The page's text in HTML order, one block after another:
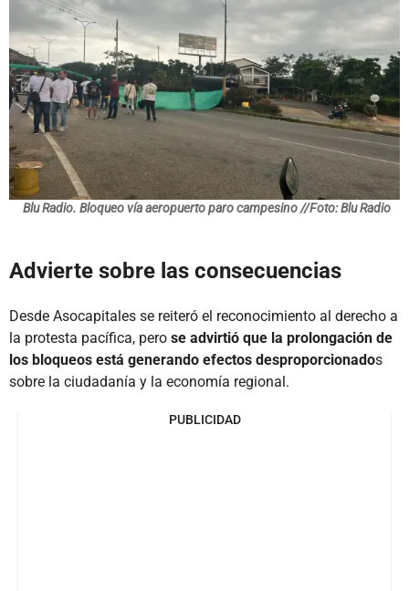
Blu Radio. Bloqueo vía aeropuerto paro campesino //Foto: Blu Radio
Advierte sobre las consecuencias
Desde Asocapitales se reiteró el reconocimiento al derecho a
la protesta pacífica, pero se advirtió que la prolongación de
los bloqueos está generando efectos desproporcionados
sobre la ciudadanía y la economía regional.
PUBLICIDAD